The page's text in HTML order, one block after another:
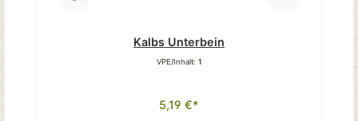
Kalbs Unterbein
VPE/Inhalt: 1
5,19 €*